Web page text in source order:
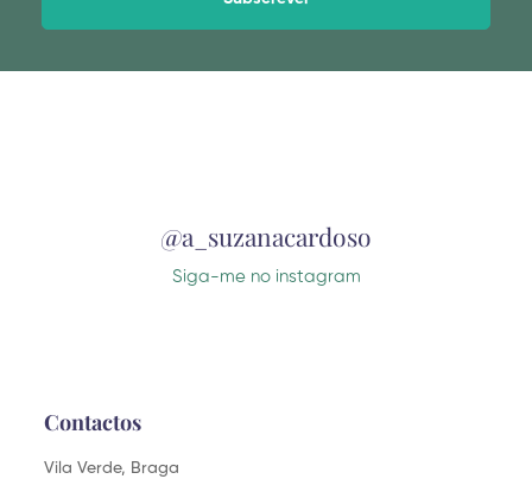
@a_suzanacardoso
Siga-me no instagram
Contactos
Vila Verde, Braga